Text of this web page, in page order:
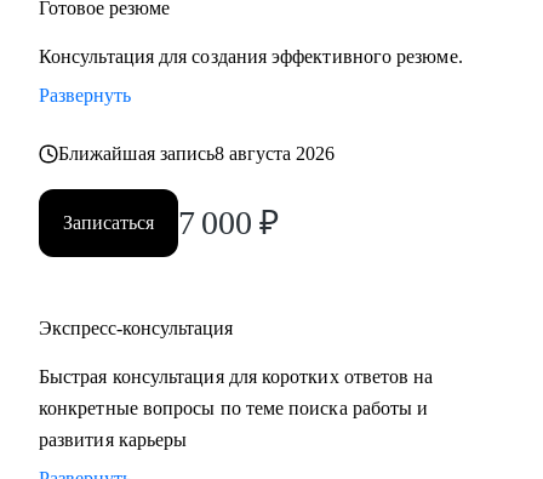
Готовое резюме
Консультация для создания эффективного резюме.
Развернуть
Ближайшая запись8 августа 2026
Записаться 7 000 ₽
Экспресс-консультация
Быстрая консультация для коротких ответов на
конкретные вопросы по теме поиска работы и
развития карьеры